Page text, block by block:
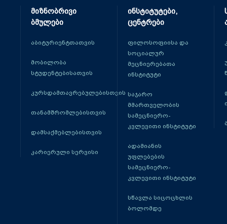
მიზნობრივი
ბმულები
აბიტურიენტთათვის
მობილობა
სტუდენტებისათვის
კურსდამთავრებულებისთვის
თანამშრომლებისთვის
დამსაქმებლებისთვის
კარიერული სერვისი
ინსტიტუტები,
ცენტრები
ფილოსოფიისა და
სოციალურ
მეცნიერებათა
ინსტიტუტი
საჯარო
მმართველობის
სამეცნიერო-
კვლევითი ინსტიტუტი
ადამიანის
უფლებების
სამეცნიერო-
კვლევითი ინსტიტუტი
სწავლა სიცოცხლის
ბოლომდე